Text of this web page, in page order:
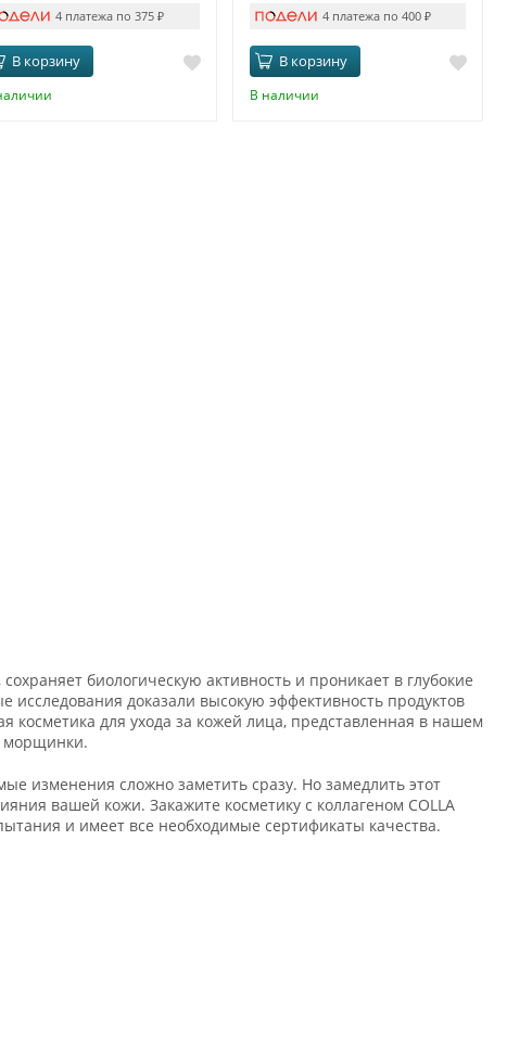
4 платежа по 375 ₽
В корзину
4 платежа по 400₽
В корзину
В наличии
биологическую активность и проникает в глубокие
доказали высокую эффективность продуктов
для ухода за кожей лица, представленная в нашем
морщинки.
изменения сложно заметить сразу. Но замедлить этот
вашей кожи. Закажите косметику с коллагеном COLLA
и имеет все необходимые сертификаты качества.